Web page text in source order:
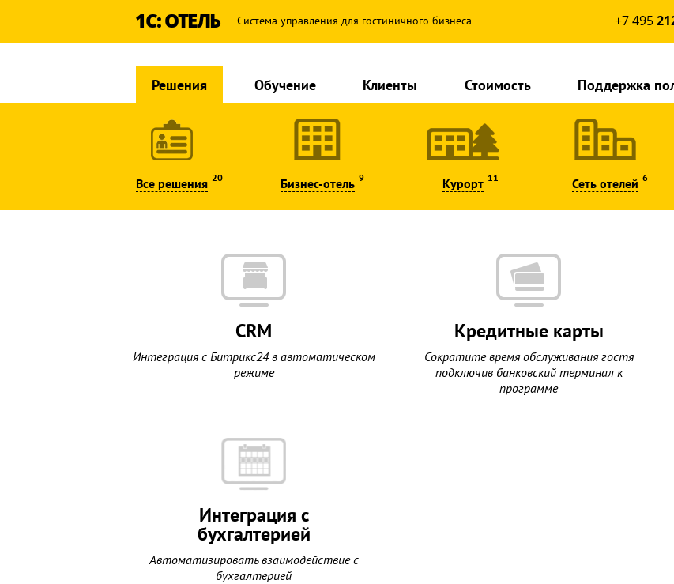
1С: ОТЕЛЬ Система управления для гостиничного бизнеса +7 495
Решения Обучение Клиенты Стоимость Поддержка
Все решения 20 Бизнес-отель 9 Курорт 11 Сеть отелей 6
CRM
Интеграция с Битрикс24 в автоматическом
режиме
Кредитные карты
Сократите время обслуживания гостя
подключив банковский терминал к
программе
Интеграция с
бухгалтерией
Автоматизировать взаимодействие с
бухгалтерией